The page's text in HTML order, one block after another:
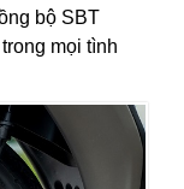
bộ SBT
mọi tình